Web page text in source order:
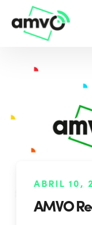
ABRIL 10,
AMVO